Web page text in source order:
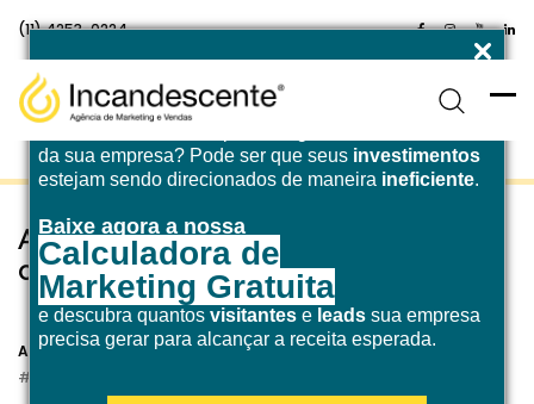
da sua empresa? Pode ser que seus investimentos
estejam sendo direcionados de maneira ineficiente.
Baixe agora a nossa
Calculadora de
Marketing Gratuita
e descubra quantos visitantes e leads sua empresa
precisa gerar para alcançar a receita esperada.
(11) 4253-0224
A volta das hashtags no Facebook e
como usá-las nas suas postagens.
Agência Incandescente
31 de maio de 2021